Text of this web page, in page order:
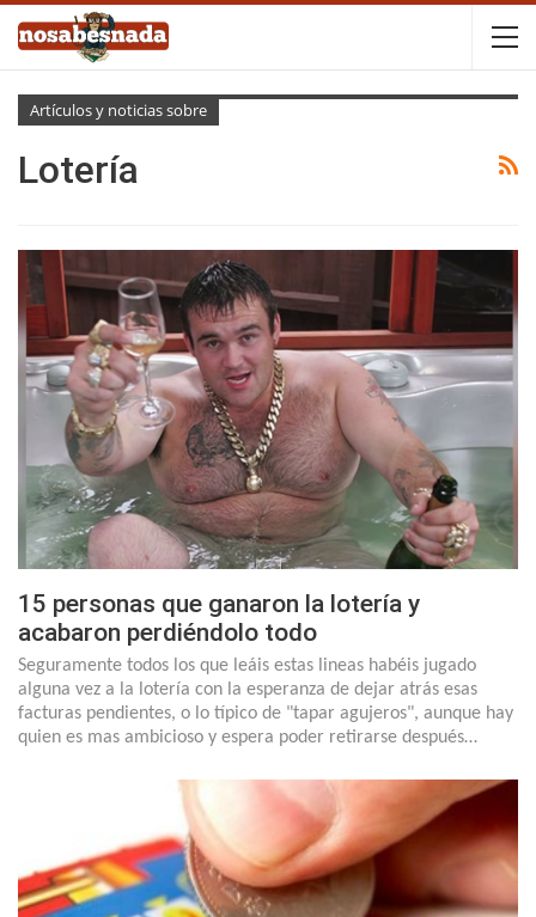
Artículos y noticias sobre
Lotería
15 personas que ganaron la lotería y
acabaron perdiéndolo todo
Seguramente todos los que leáis estas lineas habéis jugado
alguna vez a la lotería con la esperanza de dejar atrás esas
facturas pendientes, o lo típico de "tapar agujeros", aunque hay
quien es mas ambicioso y espera poder retirarse después…